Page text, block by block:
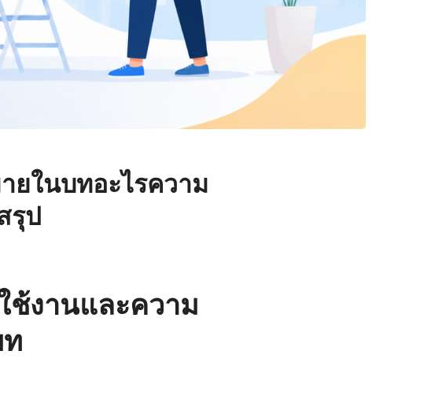
ยในบทอะไรความ
รุป
ช้งานและความ